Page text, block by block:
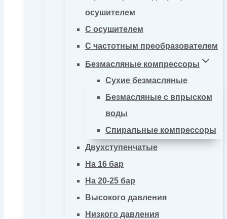
осушителем
С осушителем
С частотным преобразователем
Безмасляные компрессоры
Сухие безмасляные
Безмасляные с впрыском
воды
Спиральные компрессоры
Двухступенчатые
На 16 бар
На 20-25 бар
Высокого давления
Низкого давления